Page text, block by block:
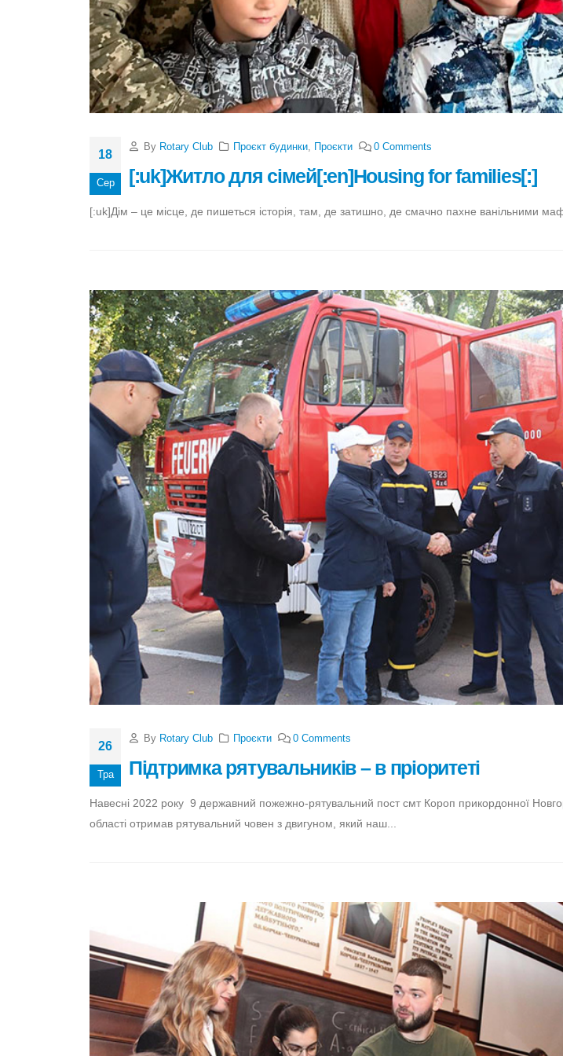
18
Сер
By Rotary Club Проєкт будинки Проєкти 0 Comments
[:uk]Житло для сімей[:en]Housing for families[:]
[:uk]Дім – це місце, де пишеться історія, там, де затишно, де смачно пахне ванільними
26
Тра
By Rotary Club Проєкти 0 Comments
Підтримка рятувальників – в пріоритеті
Навесні 2022 року 9 державний пожежно-рятувальний пост смт Короп прикордонної
області отримав рятувальний човен з двигуном, який наш...